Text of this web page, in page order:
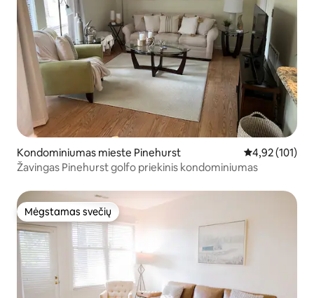
Kondominiumas mieste Pinehurst Vidutinis
4,92 (101)
Žavingas Pinehurst golfo priekinis kondominiumas
Mėgstamas svečių
Mėgstamas svečių